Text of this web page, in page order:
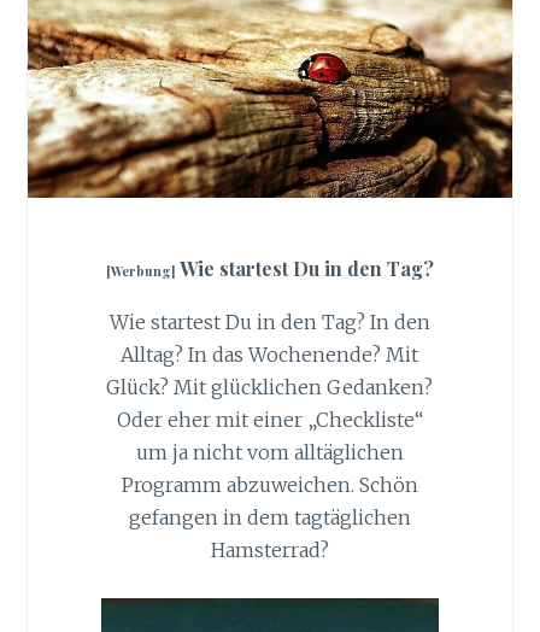
[Werbung] Wie startest Du in den Tag?
Wie startest Du in den Tag? In den
Alltag? In das Wochenende? Mit
Glück? Mit glücklichen Gedanken?
Oder eher mit einer „Checkliste“
um ja nicht vom alltäglichen
Programm abzuweichen. Schön
gefangen in dem tagtäglichen
Hamsterrad?